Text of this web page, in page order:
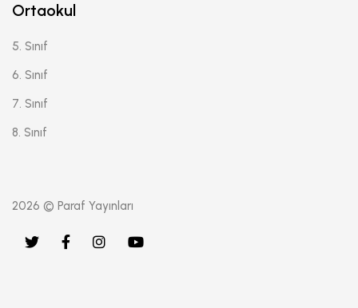
Ortaokul
5. Sınıf
6. Sınıf
7. Sınıf
8. Sınıf
2026 © Paraf Yayınları